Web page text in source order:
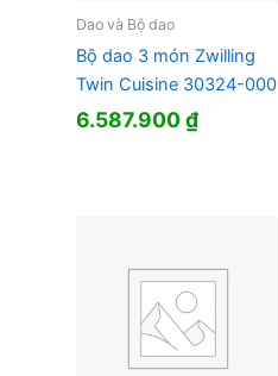
Dao và Bộ dao
Bộ dao 3 món Zwilling
Twin Cuisine 30324-000
6.587.900₫